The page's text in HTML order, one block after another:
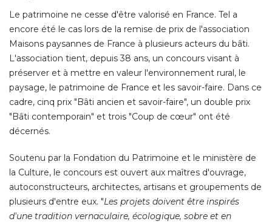
Le patrimoine ne cesse d'être valorisé en France. Tel a
encore été le cas lors de la remise de prix de l'association
Maisons paysannes de France à plusieurs acteurs du bâti.
L'association tient, depuis 38 ans, un concours visant à
préserver et à mettre en valeur l'environnement rural, le
paysage, le patrimoine de France et les savoir-faire. Dans ce
cadre, cinq prix "Bâti ancien et savoir-faire", un double prix
"Bâti contemporain" et trois "Coup de cœur" ont été
décernés.
Soutenu par la Fondation du Patrimoine et le ministère de
la Culture, le concours est ouvert aux maîtres d'ouvrage,
autoconstructeurs, architectes, artisans et groupements de
plusieurs d'entre eux. "Les projets doivent être inspirés
d'une tradition vernaculaire, écologique, sobre et en